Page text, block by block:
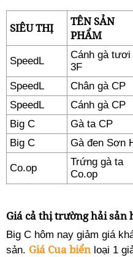
SIÊU THỊ
TÊN SẢN
PHẨM
SpeedL
Cánh gà tươi
3F
SpeedL Chân gà CP
SpeedL
Cánh gà CP
Big C
Gà ta CP
Big C
Gà đen Sơn
Co.op
Trứng gà ta
Co.op
Giá cả thị trường hải sản
Big C hôm nay giảm giá
sản. Giá Cua biểnloại 1